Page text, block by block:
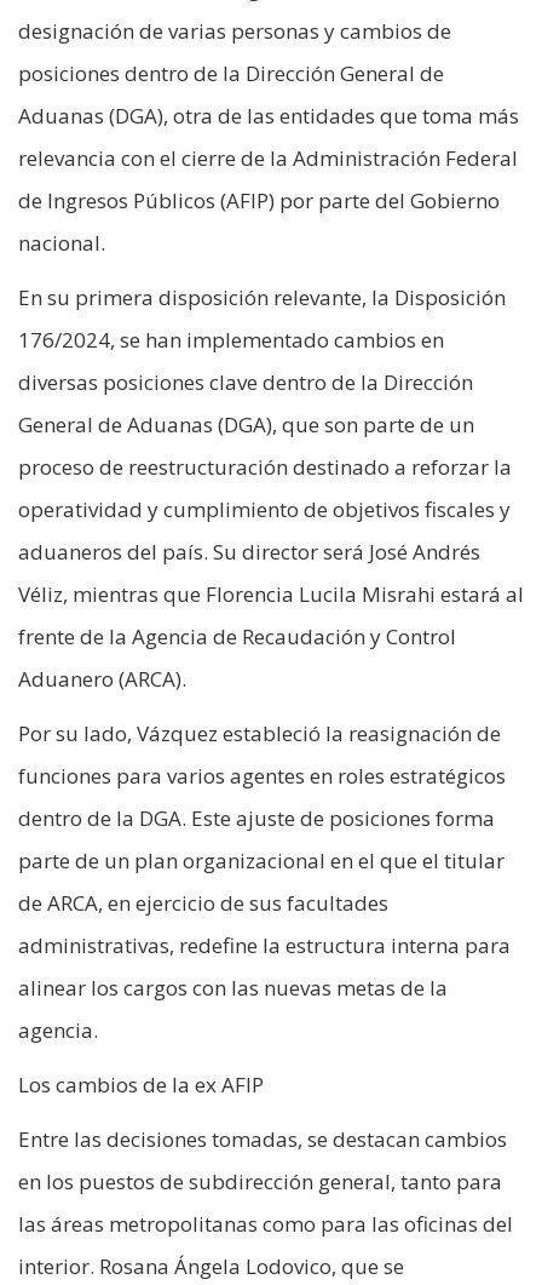
designación de varias personas y cambios de
posiciones dentro de la Dirección General de
Aduanas (DGA), otra de las entidades que toma más
relevancia con el cierre de la Administración Federal
de Ingresos Públicos (AFIP) por parte del Gobierno
nacional.
En su primera disposición relevante, la Disposición
176/2024, se han implementado cambios en
diversas posiciones clave dentro de la Dirección
General de Aduanas (DGA), que son parte de un
proceso de reestructuración destinado a reforzar la
operatividad y cumplimiento de objetivos fiscales y
aduaneros del país. Su director será José Andrés
Véliz, mientras que Florencia Lucila Misrahi estará al
frente de la Agencia de Recaudación y Control
Aduanero (ARCA).
Por su lado, Vázquez estableció la reasignación de
funciones para varios agentes en roles estratégicos
dentro de la DGA. Este ajuste de posiciones forma
parte de un plan organizacional en el que el titular
de ARCA, en ejercicio de sus facultades
administrativas, redefine la estructura interna para
alinear los cargos con las nuevas metas de la
agencia.
Los cambios de la ex AFIP
Entre las decisiones tomadas, se destacan cambios
en los puestos de subdirección general, tanto para
las áreas metropolitanas como para las oficinas del
interior. Rosana Ángela Lodovico, que se